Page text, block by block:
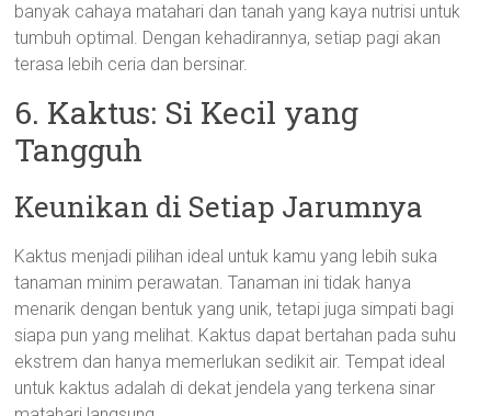
banyak cahaya matahari dan tanah yang kaya nutrisi untuk
tumbuh optimal. Dengan kehadirannya, setiap pagi akan
terasa lebih ceria dan bersinar.
6. Kaktus: Si Kecil yang
Tangguh
Keunikan di Setiap Jarumnya
Kaktus menjadi pilihan ideal untuk kamu yang lebih suka
tanaman minim perawatan. Tanaman ini tidak hanya
menarik dengan bentuk yang unik, tetapi juga simpati bagi
siapa pun yang melihat. Kaktus dapat bertahan pada suhu
ekstrem dan hanya memerlukan sedikit air. Tempat ideal
untuk kaktus adalah di dekat jendela yang terkena sinar